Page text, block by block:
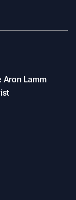
Aron Lamm